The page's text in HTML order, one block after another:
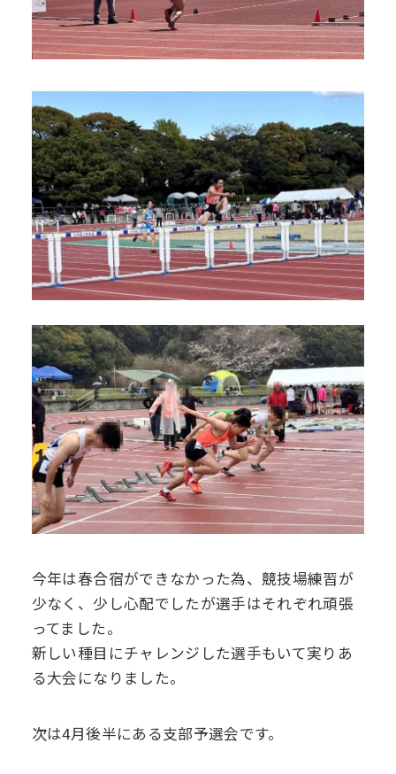
今年は春合宿ができなかった為、競技場練習が
少なく、少し心配でしたが選手はそれぞれ頑張
ってました。
新しい種目にチャレンジした選手もいて実りあ
る大会になりました。
次は4月後半にある支部予選会です。